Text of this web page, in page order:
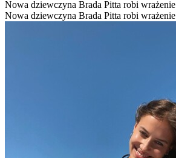
Nowa dziewczyna Brada Pitta robi wrażenie
Nowa dziewczyna Brada Pitta robi wrażenie